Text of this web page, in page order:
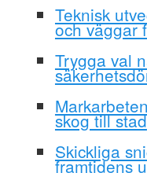
Teknisk
och väggar
Trygga val
skog till stad
Skickliga
framtidens